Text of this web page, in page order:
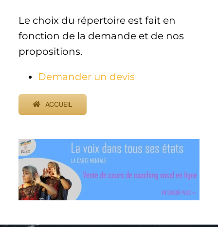
Le choix du répertoire est fait en
fonction de la demande et de nos
propositions.
Demander un devis
ACCUEIL